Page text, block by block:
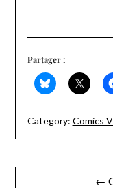
Partager :
Category: Comics
Navigation←